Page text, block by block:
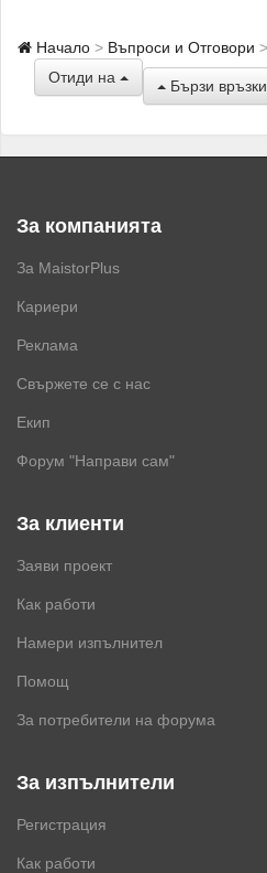
Начало Въпроси и Отговори
Отиди на
Бързи връзки
За компанията
За MaistorPlus
Кариери
Реклама
Свържете се с нас
Екип
Форум "Направи сам"
За клиенти
Заяви проект
Как работи
Намери изпълнител
Помощ
За потребители на форума
За изпълнители
Регистрация
Как работи